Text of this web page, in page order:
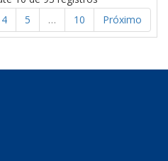
4 5 … 10 Próximo